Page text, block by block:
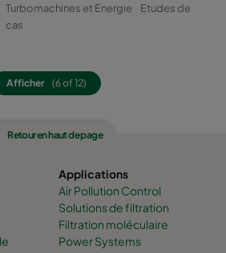
Turbomachines et Energie
Etudes de
cas
Afficher (6 of 12)
Retour en haut de page
Applications
Air Pollution Control
Solutions de filtration
Filtration moléculaire
Power Systems